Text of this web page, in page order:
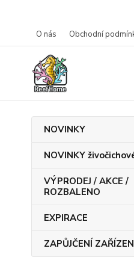
O nás Obchodní
NOVINKY
NOVINKY
VÝPRODEJ / AKCE /
ROZBALENO
EXPIRACE
ZAPŮJČENÍ